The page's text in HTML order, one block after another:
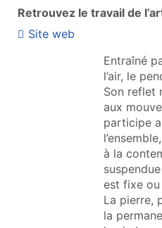
Retrouvez le travail de
Site web
Entraîné
l’air, le
Son reflet
aux
participe
à la
est fixe
La pierre,
la